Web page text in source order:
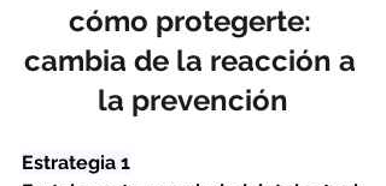
cómo protegerte:
cambia de la reacción a
la prevención
Estrategia 1